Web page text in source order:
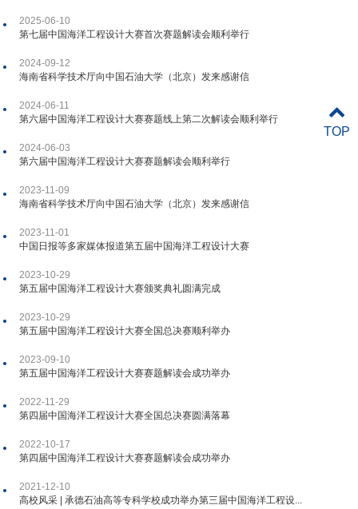
2025-06-10
第七届中国海洋工程设计大赛首次赛题解读会顺利举行
2024-09-12
海南省科学技术厅向中国石油大学（北京）发来感谢信
2024-06-11
第六届中国海洋工程设计大赛赛题线上第二次解读会顺利举行
2024-06-03
第六届中国海洋工程设计大赛赛题解读会顺利举行
2023-11-09
海南省科学技术厅向中国石油大学（北京）发来感谢信
2023-11-01
中国日报等多家媒体报道第五届中国海洋工程设计大赛
2023-10-29
第五届中国海洋工程设计大赛颁奖典礼圆满完成
2023-10-29
第五届中国海洋工程设计大赛全国总决赛顺利举办
2023-09-10
第五届中国海洋工程设计大赛赛题解读会成功举办
2022-11-29
第四届中国海洋工程设计大赛全国总决赛圆满落幕
2022-10-17
第四届中国海洋工程设计大赛赛题解读会成功举办
2021-12-10
高校风采 | 承德石油高等专科学校成功举办第三届中国海洋工程设...
TOP